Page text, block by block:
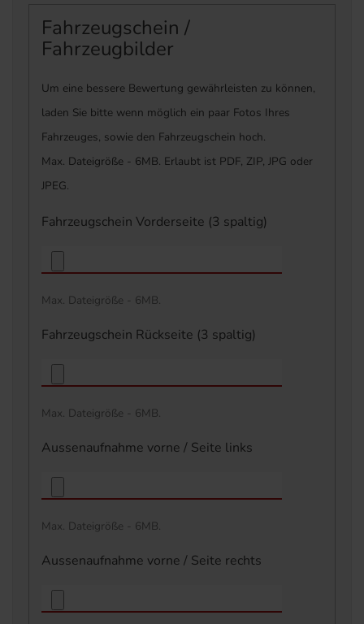
Fahrzeugschein /
Fahrzeugbilder
Um eine bessere Bewertung gewährleisten zu können,
laden Sie bitte wenn möglich ein paar Fotos Ihres
Fahrzeuges, sowie den Fahrzeugschein hoch.
Max. Dateigröße - 6MB. Erlaubt ist PDF, ZIP, JPG oder
JPEG.
Fahrzeugschein Vorderseite (3 spaltig)
Max. Dateigröße - 6MB.
Fahrzeugschein Rückseite (3 spaltig)
Max. Dateigröße - 6MB.
Aussenaufnahme vorne / Seite links
Max. Dateigröße - 6MB.
Aussenaufnahme vorne / Seite rechts